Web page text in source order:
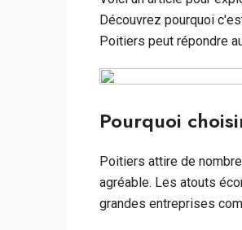
Découvrez pourquoi
Poitiers peut répondre
Pourquoi
Poitiers attire de
agréable. Les atouts
grandes entreprises